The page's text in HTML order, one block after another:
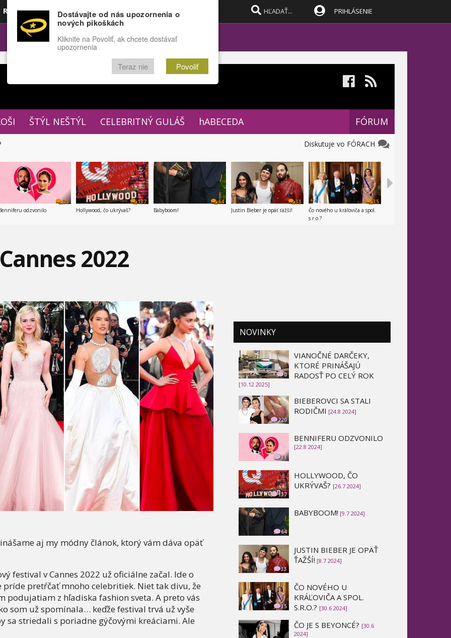
Rozprávky Funny Docu
FÓRUM
PRIHLÁSENIE
ŠTÝL NEŠTÝL CELEBRITNÝ GULÁŠ hABECEDA FÓRUM
Diskutuje vo FÓRACH
31
odzvonilo
137
Hollywood, čo ukrývaš?
64
Babyboom!
33
Justin Bieber je opäť ťažší!
35
Čo nového u kráľoviča a spol.
s.r.o.?
2022
aj my módny článok, ktorý vám dáva opäť
festival v Cannes 2022 už oficiálne začal. Ide o
pretŕčať mnoho celebritiek. Niet tak divu, že
podujatiam z hľadiska fashion sveta. A preto vás
som už spomínala… keďže festival trvá už vyše
sa striedali s poriadne gýčovými kreáciami. Ale
NOVINKY
0
VIANOČNÉ DARČEKY,
KTORÉ PRINÁŠAJÚ
RADOSŤ PO CELÝ ROK
[10.12 2025]
220
BIEBEROVCI SA STALI
RODIČMI [24.8 2024]
31
BENNIFERU ODZVONILO
[22.8 2024]
137
HOLLYWOOD, ČO
UKRÝVAŠ? [26.7 2024]
64
BABYBOOM! [9.7 2024]
33
JUSTIN BIEBER JE OPÄŤ
ŤAŽŠÍ! [8.7 2024]
35
ČO NOVÉHO U
KRÁĽOVIČA A SPOL.
S.R.O.? [30.6 2024]
ČO JE S BEYONCÉ? [30.6
2024]
Dostávajte od nás upozornenia o
nových pikoškách
Kliknite na Povoliť, ak chcete dostávať
upozornenia
Teraz nie Povoliť